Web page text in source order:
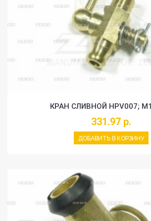
КРАН СЛИВНОЙ HPV007;
331.97 р.
ДОБАВИТЬ В КОРЗИНУ